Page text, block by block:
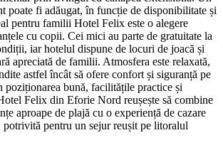
poate fi adăugat, în funcție de disponibilitate și
pentru familii Hotel Felix este o alegere
cu copii. Cei mici au parte de gratuitate la
iar hotelul dispune de locuri de joacă și
apreciată de familii. Atmosfera este relaxată,
astfel încât să ofere confort și siguranță pe
poziționarea bună, facilitățile practice și
Felix din Eforie Nord reușește să combine
aproape de plajă cu o experiență de cazare
potrivită pentru un sejur reușit pe litoralul